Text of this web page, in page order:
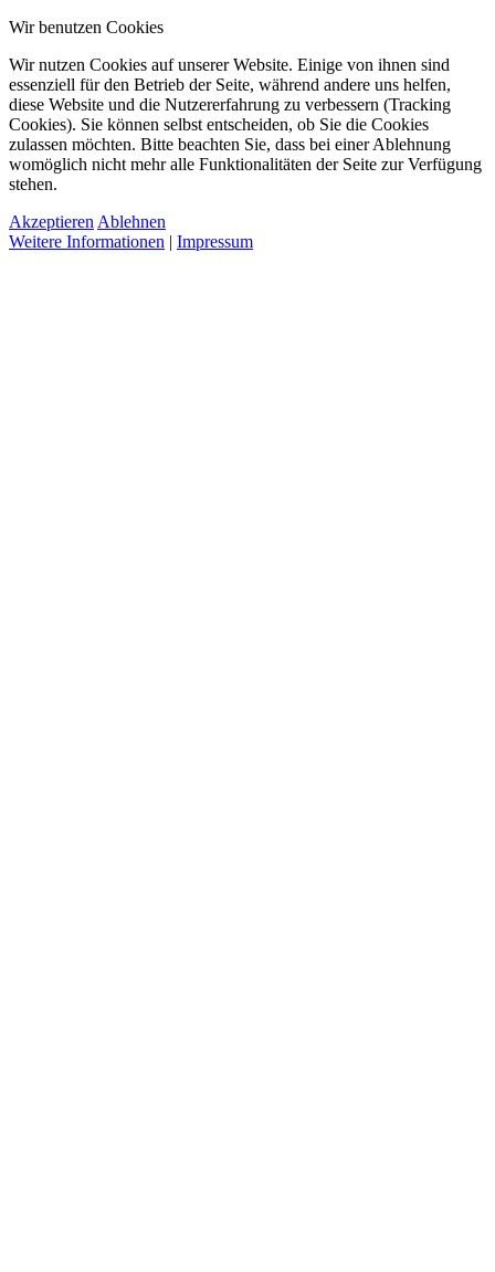
Wir benutzen Cookies
Wir nutzen Cookies auf unserer Website. Einige von ihnen sind
essenziell für den Betrieb der Seite, während andere uns helfen,
diese Website und die Nutzererfahrung zu verbessern (Tracking
Cookies). Sie können selbst entscheiden, ob Sie die Cookies
zulassen möchten. Bitte beachten Sie, dass bei einer Ablehnung
womöglich nicht mehr alle Funktionalitäten der Seite zur Verfügung
stehen.
Akzeptieren Ablehnen
Weitere Informationen | Impressum